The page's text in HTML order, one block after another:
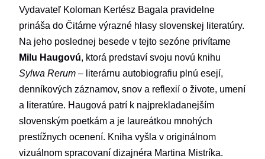
Vydavateľ Koloman Kertész Bagala pravidelne
prináša do Čitárne výrazné hlasy slovenskej literatúry.
Na jeho poslednej besede v tejto sezóne privítame
Milu Haugovú, ktorá predstaví svoju novú knihu
Sylwa Rerum – literárnu autobiografiu plnú esejí,
denníkových záznamov, snov a reflexií o živote, umení
a literatúre. Haugová patrí k najprekladanejším
slovenským poetkám a je laureátkou mnohých
prestížnych ocenení. Kniha vyšla v originálnom
vizuálnom spracovaní dizajnéra Martina Mistríka.